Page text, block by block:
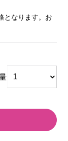
となります。お